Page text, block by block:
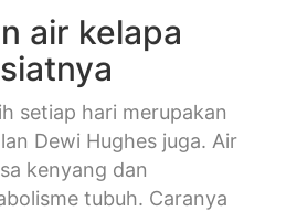
air kelapa
setiap hari merupakan
Dewi Hughes juga. Air
kenyang dan
tubuh. Caranya